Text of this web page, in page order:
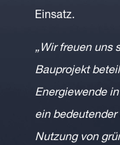
Einsatz.
„Wir freuen uns
Bauprojekt
Energiewende
ein
Nutzung von